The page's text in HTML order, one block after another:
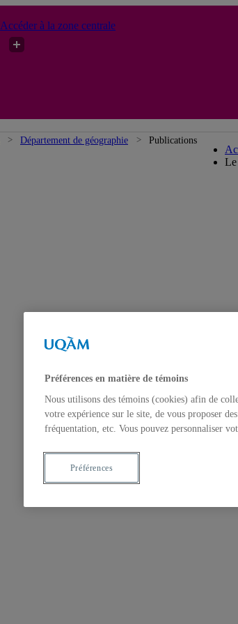
Accéder à la zone centrale
Département de géographie Publications
Le
Préférences en matière de témoins
Nous utilisons des témoins (cookies) afin de
votre expérience sur le site, de vous proposer
fréquentation, etc. Vous pouvez personnaliser
Préférences